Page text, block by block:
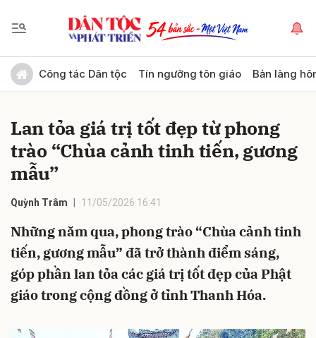
Công tác Dân tộc Tín ngưỡng tôn giáo Bản làng
Lan tỏa giá trị tốt đẹp từ phong
trào “Chùa cảnh tinh tiến, gương
mẫu”
Quỳnh Trâm 11/05/2026 16:41
Những năm qua, phong trào “Chùa cảnh tinh
tiến, gương mẫu” đã trở thành điểm sáng,
góp phần lan tỏa các giá trị tốt đẹp của Phật
giáo trong cộng đồng ở tỉnh Thanh Hóa.
Gửi bình luận